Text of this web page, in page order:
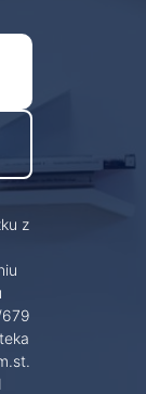
z
679